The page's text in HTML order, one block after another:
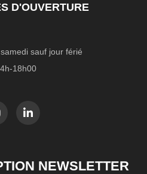
D'OUVERTURE
sauf jour férié
18h00
NEWSLETTER